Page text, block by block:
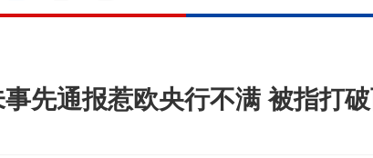
先通报惹欧央行不满 被指打